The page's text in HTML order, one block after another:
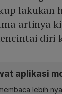
lakukan
artinya
diri
aplikasi
lebih